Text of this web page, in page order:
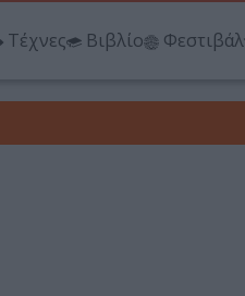
Τέχνες Βιβλίο Φεστιβάλ